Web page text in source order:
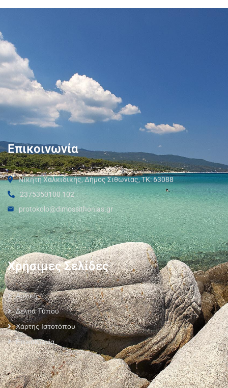
Επικοινωνία
Νικήτη Χαλκιδικής, Δήμος Σιθωνίας, ΤΚ: 63088
2375350100 102
protokolo@dimossithonias.gr
Χρήσιμες Σελίδες
Αρχική
Δελτία Τύπου
Χάρτης Ιστοτόπου
Επικοινωνία